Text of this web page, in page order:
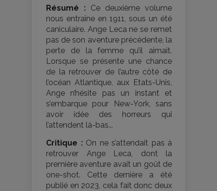
Résumé : Ce deuxième volume
nous entraîne en 1911, sous un été
caniculaire. Ange Leca ne se remet
pas de son aventure précédente, la
perte de la femme qu’il aimait.
Lorsque se présente une chance
de la retrouver de l’autre côté de
l’océan Atlantique, aux Etats-Unis,
Ange n’hésite pas un instant et
s’embarque pour New-York, sans
avoir idée des horreurs qui
l’attendent là-bas...
Critique : On ne s’attendait pas à
retrouver Ange Leca, dont la
première aventure avait un goût de
one-shot. Cette dernière a été
publié en 2023, cela fait donc deux